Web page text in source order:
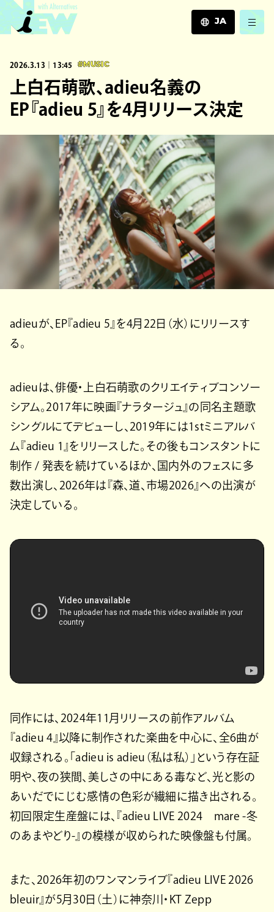
JA
2026.3.13｜13:45 #MUSIC
上白石萌歌、adieu名義の
EP『adieu 5』を4月リリース決定
adieuが、EP『adieu 5』を4月22日（水）にリリースす
る。
adieuは、俳優・上白石萌歌のクリエイティブコンソー
シアム。2017年に映画『ナラタージュ』の同名主題歌
シングルにてデビューし、2019年には1stミニアルバ
ム『adieu 1』をリリースした。その後もコンスタントに
制作 / 発表を続けているほか、国内外のフェスに多
数出演し、2026年は『森、道、市場2026』への出演が
決定している。
同作には、2024年11月リリースの前作アルバム
『adieu 4』以降に制作された楽曲を中心に、全6曲が
収録される。「adieu is adieu（私は私）」という存在証
明や、夜の狭間、美しさの中にある毒など、光と影の
あいだでにじむ感情の色彩が繊細に描き出される。
初回限定生産盤には、『adieu LIVE 2024 mare -冬
のあまやどり-』の模様が収められた映像盤も付属。
また、2026年初のワンマンライブ『adieu LIVE 2026
bleuir』が5月30日（土）に神奈川・KT Zepp